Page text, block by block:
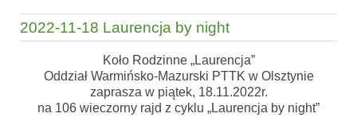
2022-11-18 Laurencja by night
Koło Rodzinne „Laurencja”
Oddział Warmińsko-Mazurski PTTK w Olsztynie
zaprasza w piątek, 18.11.2022r.
na 106 wieczorny rajd z cyklu „Laurencja by night”